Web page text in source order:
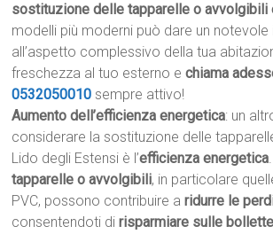
sostituzione delle tapparelle o
modelli più moderni può dare un notevole
all’aspetto complessivo della tua
freschezza al tuo esterno echiama
0532050010 sempre attivo!
Aumento dell’efficienza energetica: un
considerare la sostituzione delle
Lido degli Estensi è l’efficienza energetica
tapparelle o avvolgibili, in particolare
PVC, possono contribuire aridurre le
consentendoti dirisparmiare sulle